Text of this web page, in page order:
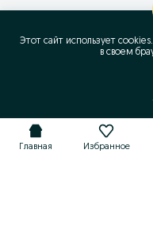
Главная Избранное
Этот сайт использует
в своeм